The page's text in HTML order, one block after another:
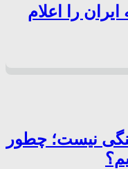
را اعلام
نیست؛ چطور